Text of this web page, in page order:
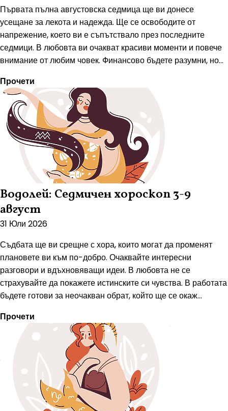
Първата пълна августовска седмица ще ви донесе
усещане за лекота и надежда. Ще се освободите от
напрежение, което ви е съпътствало през последните
седмици. В любовта ви очакват красиви моменти и повече
внимание от любим човек. Финансово бъдете разумни, но...
Прочети
Водолей: Седмичен хороскоп 3-9
август
31 Юли 2026
Съдбата ще ви срещне с хора, които могат да променят
плановете ви към по-добро. Очаквайте интересни
разговори и вдъхновяващи идеи. В любовта не се
страхувайте да покажете истинските си чувства. В работата
бъдете готови за неочакван обрат, който ще се окаж...
Прочети